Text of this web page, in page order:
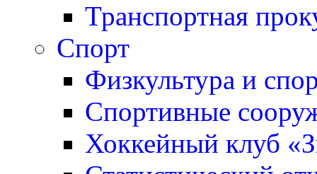
Транспортная
Спорт
Физкультура и
Спортивные
Хоккейный клуб